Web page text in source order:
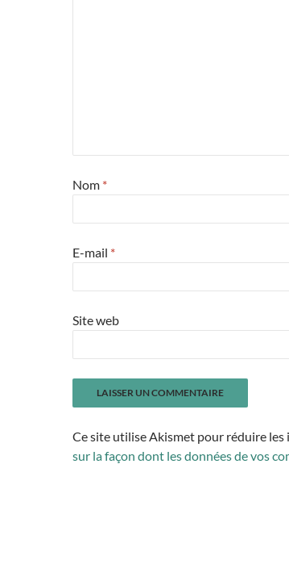
Nom *
E-mail *
Site web
Ce site utilise Akismet pour réduire les
sur la façon dont les données de vos